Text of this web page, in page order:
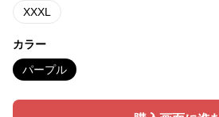
XXXL
カラー
パープル